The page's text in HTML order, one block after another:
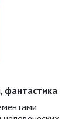
фантастика